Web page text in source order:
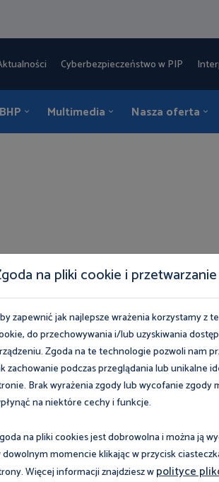
Cyberbezpieczeństwo w PIP
Multimedia Nasza oferta
Przejdź do zakładki:
na pliki cookie i
zapewnić jak najlepsze wrażenia korzystamy z
do przechowywania i/lub uzyskiwania
Zgoda na te technologie pozwoli nam
zachowanie podczas przeglądania lub unikalne
Brak wyrażenia zgody lub wycofanie zgody
na niektóre cechy i funkcje.
na pliki cookies jest dobrowolna i można ją
dowolnym momencie klikając w przycisk
Więcej informacji znajdziesz wpolityce